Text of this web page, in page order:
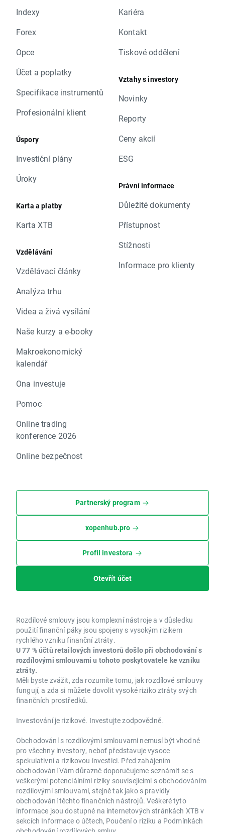
Indexy
Forex
Opce
Účet a poplatky
Specifikace instrumentů
Profesionální klient
Úspory
Investiční plány
Úroky
Karta a platby
Karta XTB
Vzdělávání
Vzdělávací články
Analýza trhu
Videa a živá vysílání
Naše kurzy a e-booky
Makroekonomický
kalendář
Ona investuje
Pomoc
Online trading
konference 2026
Online bezpečnost
Kariéra
Kontakt
Tiskové oddělení
Vztahy s investory
Novinky
Reporty
Ceny akcií
ESG
Právní informace
Důležité dokumenty
Přístupnost
Stížnosti
Informace pro klienty
Partnerský program
xopenhub.pro
Profil investora
Otevřít účet
Rozdílové smlouvy jsou komplexní nástroje a v důsledku
použití finanční páky jsou spojeny s vysokým rizikem
rychlého vzniku finanční ztráty.
U 77 % účtů retailových investorů došlo při obchodování s
rozdílovými smlouvami u tohoto poskytovatele ke vzniku
ztráty.
Měli byste zvážit, zda rozumíte tomu, jak rozdílové smlouvy
fungují, a zda si můžete dovolit vysoké riziko ztráty svých
finančních prostředků.
Investování je rizikové. Investujte zodpovědně.
Obchodování s rozdílovými smlouvami nemusí být vhodné
pro všechny investory, neboť představuje vysoce
spekulativní a rizikovou investici. Před zahájením
obchodování Vám důrazně doporučujeme seznámit se s
veškerými potenciálními riziky souvisejícími s obchodováním
rozdílovými smlouvami, stejně tak jako s pravidly
obchodování těchto finančních nástrojů. Veškeré tyto
informace jsou dostupné na internetových stránkách XTB v
sekcích Informace o účtech, Poučení o riziku a Podmínkách